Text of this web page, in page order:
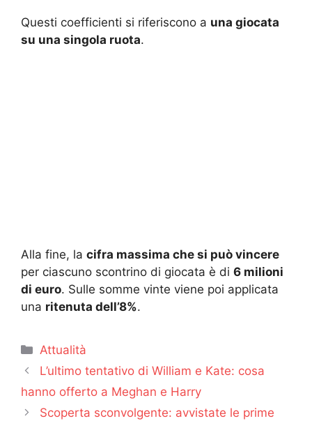
Questi coefficienti si riferiscono a una giocata
su una singola ruota.
Alla fine, la cifra massima che si può vincere
per ciascuno scontrino di giocata è di 6 milioni
di euro. Sulle somme vinte viene poi applicata
una ritenuta dell’8%.
Categorie
Attualità
L’ultimo tentativo di William e Kate: cosa
hanno offerto a Meghan e Harry
Scoperta sconvolgente: avvistate le prime